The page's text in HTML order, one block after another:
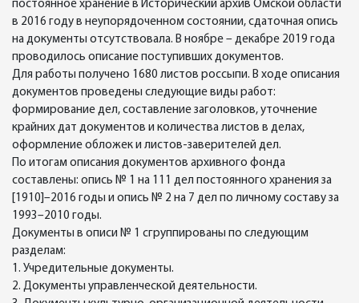
постоянное хранение в Исторический архив Омской области
в 2016 году в неупорядоченном состоянии, сдаточная опись
на документы отсутствовала. В ноябре – декабре 2019 года
проводилось описание поступивших документов.
Для работы получено 1680 листов россыпи. В ходе описания
документов проведены следующие виды работ:
формирование дел, составление заголовков, уточнение
крайних дат документов и количества листов в делах,
оформление обложек и листов-заверителей дел.
По итогам описания документов архивного фонда
составлены: опись № 1 на 111 дел постоянного хранения за
[1910]–2016 годы и опись № 2 на 7 дел по личному составу за
1993–2010 годы.
Документы в описи № 1 сгруппированы по следующим
разделам:
1. Учредительные документы.
2. Документы управленческой деятельности.